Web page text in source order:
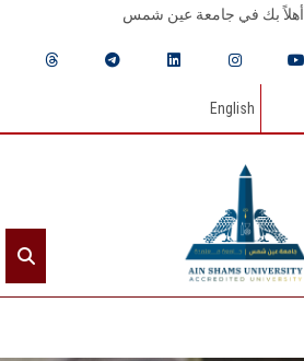
أهلاً بك في جامعة عين شمس
English